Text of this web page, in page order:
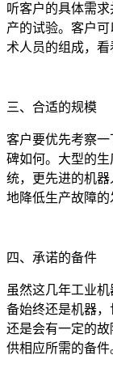
听客户的具体需
产的试验。客户
术人员的组成，看
三、合适的规模
客户要优先考察
碑如何。大型的
统，更先进的机
地降低生产故障的
四、承诺的备件
虽然这几年工业
备始终还是机器，
还是会有一定的
供相应所需的备件